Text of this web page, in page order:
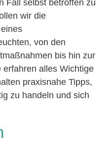
Fall selbst betroffen zu
wir die
von den
bis hin zur
alles Wichtige
praxisnahe Tipps,
zu handeln und sich